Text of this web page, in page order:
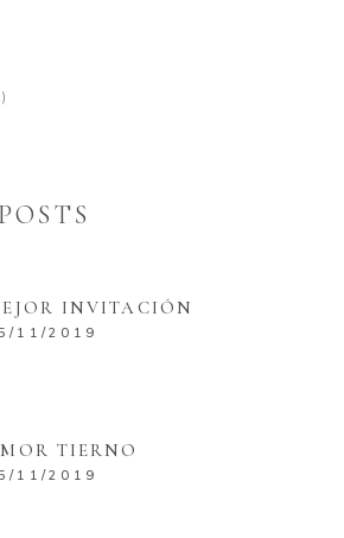
INVITACIÓN
11/2019
TIERNO
11/2019